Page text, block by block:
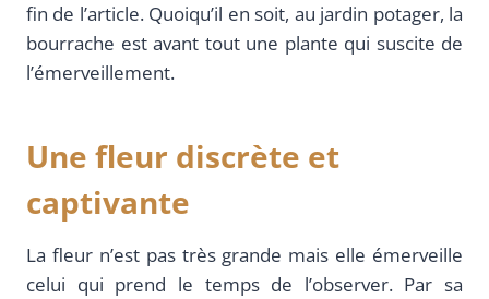
fin de l’article. Quoiqu’il en soit, au jardin potager, la
bourrache est avant tout une plante qui suscite de
l’émerveillement.
Une fleur discrète et
captivante
La fleur n’est pas très grande mais elle émerveille
celui qui prend le temps de l’observer. Par sa